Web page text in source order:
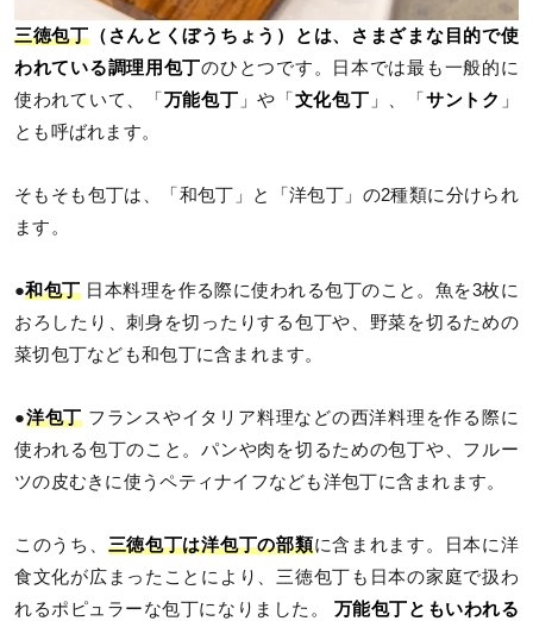
三徳包丁（さんとくぼうちょう）とは、さまざまな目的で使
われている調理用包丁のひとつです。日本では最も一般的に
使われていて、「 万能包丁 」や「 文化包丁 」、「 サントク 」
とも呼ばれます。
そもそも包丁は、「和包丁」と「洋包丁」の2種類に分けられ
ます。
●和包丁日本料理を作る際に使われる包丁のこと。魚を3枚に
おろしたり、刺身を切ったりする包丁や、野菜を切るための
菜切包丁なども和包丁に含まれます。
●洋包丁 フランスやイタリア料理などの西洋料理を作る際に
使われる包丁のこと。パンや肉を切るための包丁や、フルー
ツの皮むきに使うペティナイフなども洋包丁に含まれます。
このうち、 三徳包丁は洋包丁の部類に含まれます。日本に洋
食文化が広まったことにより、三徳包丁も日本の家庭で扱わ
れるポピュラーな包丁になりました。 万能包丁ともいわれる